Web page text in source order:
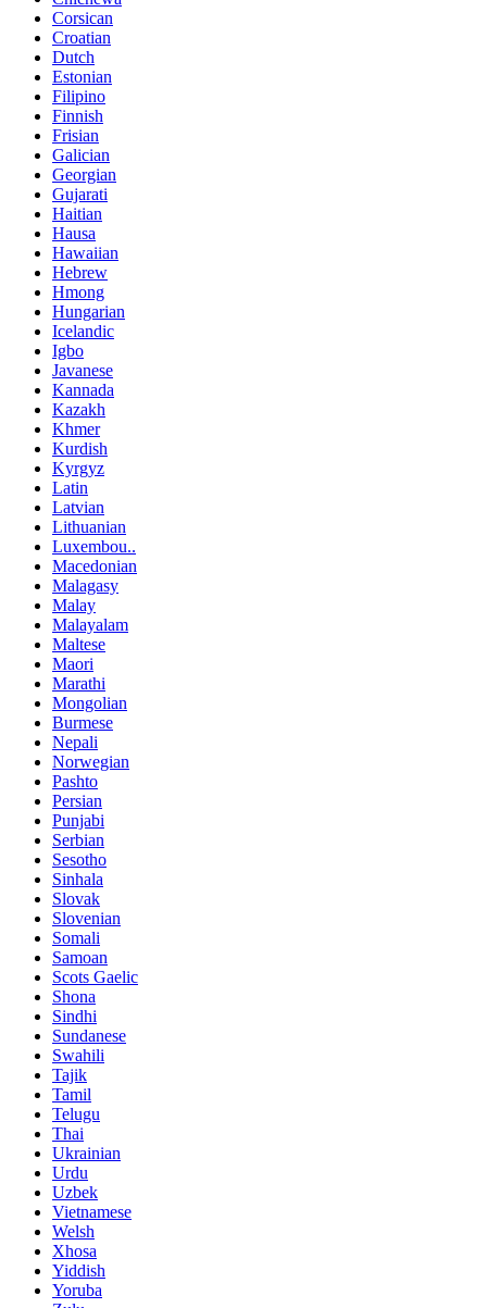
Corsican
Croatian
Dutch
Estonian
Filipino
Finnish
Frisian
Galician
Georgian
Gujarati
Haitian
Hausa
Hawaiian
Hebrew
Hmong
Hungarian
Icelandic
Igbo
Javanese
Kannada
Kazakh
Khmer
Kurdish
Kyrgyz
Latin
Latvian
Lithuanian
Luxembou..
Macedonian
Malagasy
Malay
Malayalam
Maltese
Maori
Marathi
Mongolian
Burmese
Nepali
Norwegian
Pashto
Persian
Punjabi
Serbian
Sesotho
Sinhala
Slovak
Slovenian
Somali
Samoan
Scots Gaelic
Shona
Sindhi
Sundanese
Swahili
Tajik
Tamil
Telugu
Thai
Ukrainian
Urdu
Uzbek
Vietnamese
Welsh
Xhosa
Yiddish
Yoruba